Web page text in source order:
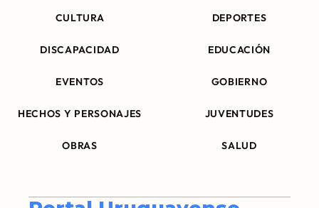
CULTURA DEPORTES
DISCAPACIDAD EDUCACIÓN
EVENTOS GOBIERNO
HECHOS Y PERSONAJES JUVENTUDES
OBRAS SALUD